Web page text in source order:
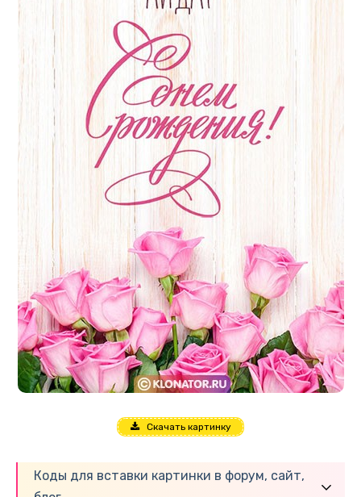
Скачать картинку
Коды для вставки картинки в форум, сайт,